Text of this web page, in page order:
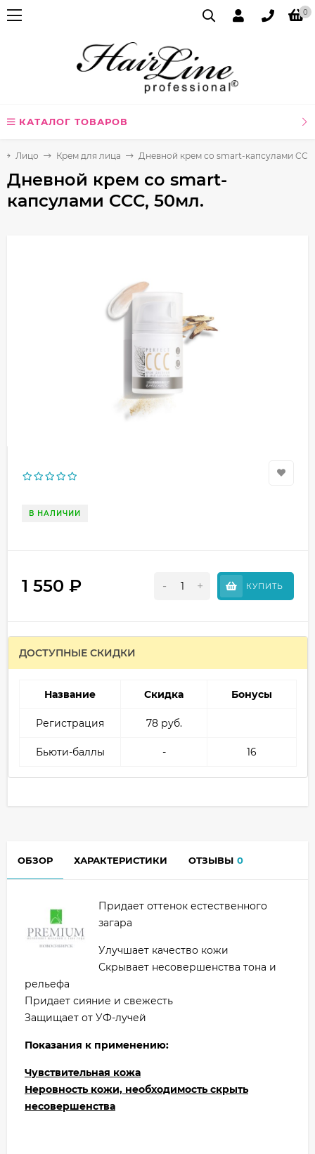
0
КАТАЛОГ ТОВАРОВ
Лицо Крем для лица Дневной крем со smart-капсулами
Дневной крем со smart-
капсулами CCC, 50мл.
В НАЛИЧИИ
1 550 ₽ - + КУПИТЬ
ДОСТУПНЫЕ СКИДКИ
Название Скидка Бонусы
Регистрация 78 руб.
Бьюти-баллы - 16
ОБЗОР ХАРАКТЕРИСТИКИ ОТЗЫВЫ 0
Придает оттенок естественного
загара
Улучшает качество кожи
Скрывает несовершенства тона и
рельефа
Придает сияние и свежесть
Защищает от УФ-лучей
Показания к применению:
Чувствительная кожа
Неровность кожи, необходимость скрыть
несовершенства